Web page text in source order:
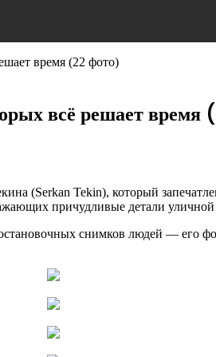
время (22 фото)
всё решает время
(Serkan Tekin), который
причудливые детали уличной
снимков людей — его